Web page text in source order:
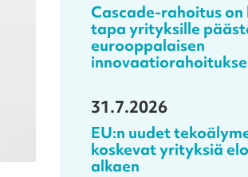
Cascade-rahoitus
tapa yrityksille
eurooppalaisen
31.7.2026
EU:n uudet
koskevat yrityksiä
alkaen